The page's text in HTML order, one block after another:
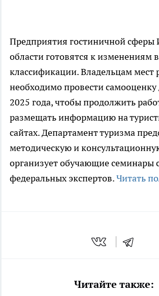
Предприятия гостиничной сферы
области готовятся к изменениям
классификации. Владельцам мест
необходимо провести самооценку
2025 года, чтобы продолжить
размещать информацию на
сайтах. Департамент туризма
методическую и
организует обучающие семинары
федеральных экспертов.Читать
Читайте также: